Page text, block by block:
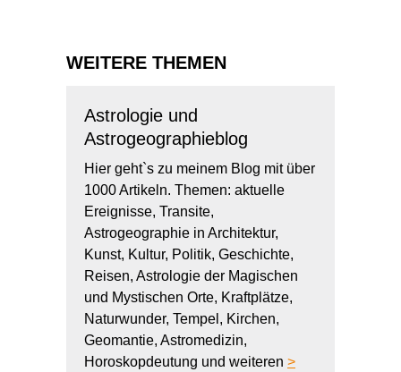
WEITERE THEMEN
Astrologie und
Astrogeographieblog
Hier geht`s zu meinem Blog mit über
1000 Artikeln. Themen: aktuelle
Ereignisse, Transite,
Astrogeographie in Architektur,
Kunst, Kultur, Politik, Geschichte,
Reisen, Astrologie der Magischen
und Mystischen Orte, Kraftplätze,
Naturwunder, Tempel, Kirchen,
Geomantie, Astromedizin,
Horoskopdeutung und weiteren >